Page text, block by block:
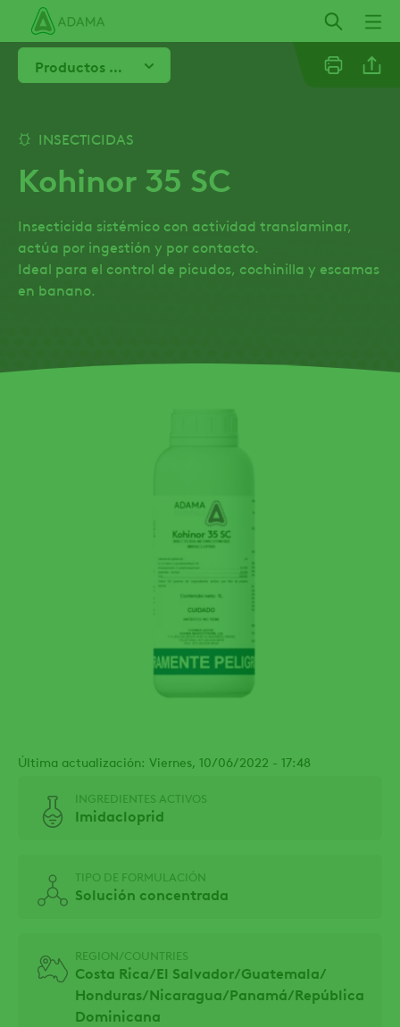
contenido
principalProductos recomendados
INSECTICIDAS
Kohinor 35 SC
Insecticida sistémico con actividad translaminar,
actúa por ingestión y por contacto.
Ideal para el control de picudos, cochinilla y escamas
en banano.
Última actualización: Viernes, 10/06/2022 - 17:48
INGREDIENTES ACTIVOS
Imidacloprid
TIPO DE FORMULACIÓN
Solución concentrada
REGION/COUNTRIES
Costa Rica/El Salvador/Guatemala/
Honduras/Nicaragua/Panamá/República
Dominicana